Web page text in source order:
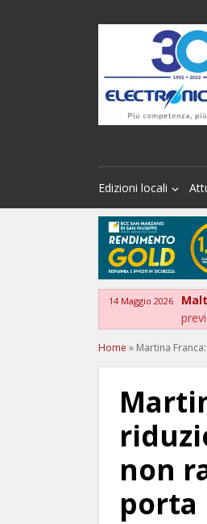
Edizioni locali
14 Maggio 2026
Home » Martina
non
porta